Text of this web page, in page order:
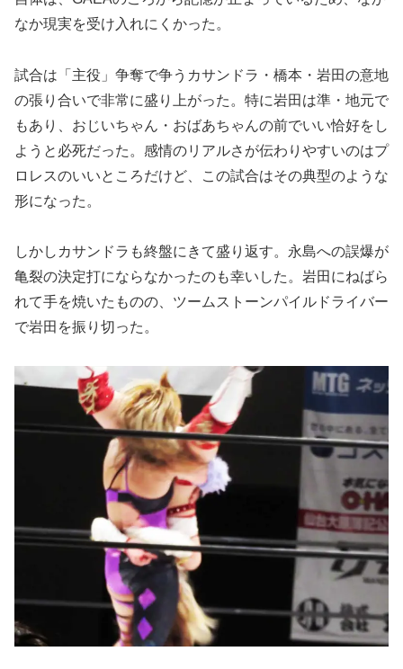
なか現実を受け入れにくかった。
試合は「主役」争奪で争うカサンドラ・橋本・岩田の意地
の張り合いで非常に盛り上がった。特に岩田は準・地元で
もあり、おじいちゃん・おばあちゃんの前でいい恰好をし
ようと必死だった。感情のリアルさが伝わりやすいのはプ
ロレスのいいところだけど、この試合はその典型のような
形になった。
しかしカサンドラも終盤にきて盛り返す。永島への誤爆が
亀裂の決定打にならなかったのも幸いした。岩田にねばら
れて手を焼いたものの、ツームストーンパイルドライバー
で岩田を振り切った。